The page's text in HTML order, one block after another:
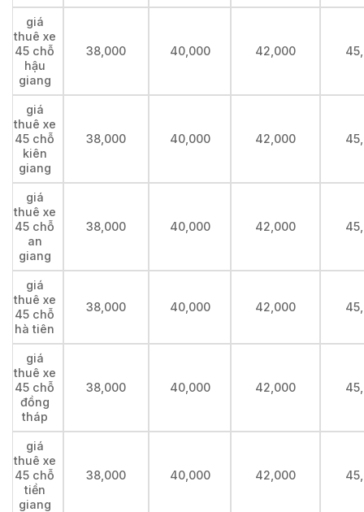
giá
thuê xe
45 chỗ
hậu
giang
38,000 40,000 42,000
giá
thuê xe
45 chỗ
kiên
giang
38,000 40,000 42,000
giá
thuê xe
45 chỗ
an
giang
38,000 40,000 42,000
giá
thuê xe
45 chỗ
hà tiên
38,000 40,000 42,000
giá
thuê xe
45 chỗ
đồng
tháp
38,000 40,000 42,000
giá
thuê xe
45 chỗ
tiền
giang
38,000 40,000 42,000